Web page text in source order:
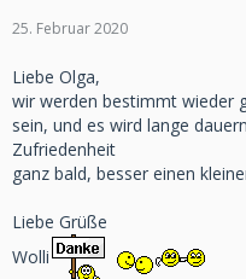
25. Februar 2020
Liebe Olga,
wir werden bestimmt wieder
sein, und es wird lange
Zufriedenheit
ganz bald, besser einen
Liebe Grüße
Wolli